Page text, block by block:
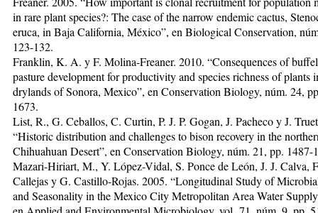
in rare plant species?: The case of the narrow endemic cactus,
eruca, in Baja California, México”, en Biological Conservation,
123-132.
Franklin, K. A. y F. Molina-Freaner. 2010. “Consequences of
pasture development for productivity and species richness of plants
drylands of Sonora, Mexico”, en Conservation Biology, núm. 24,
1673.
List, R., G. Ceballos, C. Curtin, P. J. P. Gogan, J. Pacheco y J.
“Historic distribution and challenges to bison recovery in the
Chihuahuan Desert”, en Conservation Biology, núm. 21, pp. 1487-
Mazari-Hiriart, M., Y. López-Vidal, S. Ponce de León, J. J. Calva,
Callejas y G. Castillo-Rojas. 2005. “Longitudinal Study of
and Seasonality in the Mexico City Metropolitan Area Water